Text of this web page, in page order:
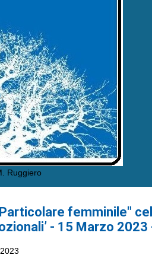
Ruggiero
femminile"
- 15 Marzo